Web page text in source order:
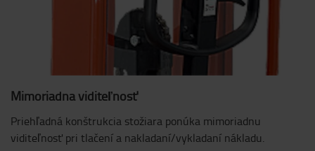
Mimoriadna viditeľnosť
Priehľadná konštrukcia stožiara ponúka mimoriadnu
viditeľnosť pri tlačení a nakladaní/vykladaní nákladu.